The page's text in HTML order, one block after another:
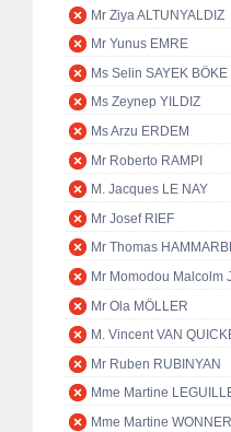
Mr Ziya ALTUNYALDIZ
Mr Yunus EMRE
Ms Selin SAYEK BÖKE
Ms Zeynep YILDIZ
Ms Arzu ERDEM
Mr Roberto RAMPI
M. Jacques LE NAY
Mr Josef RIEF
Mr Thomas
Mr Momodou Malcolm
Mr Ola MÖLLER
M. Vincent VAN
Mr Ruben RUBINYAN
Mme Martine
Mme Martine WONNER